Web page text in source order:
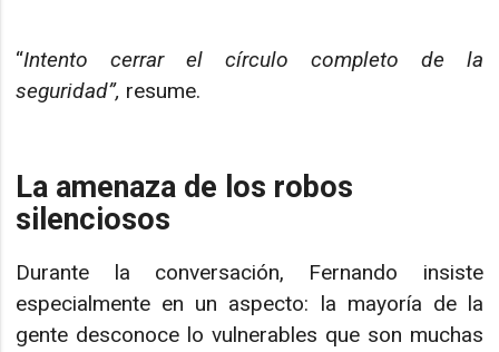
“Intento cerrar el círculo completo de la
seguridad”, resume.
La amenaza de los robos
silenciosos
Durante la conversación, Fernando insiste
especialmente en un aspecto: la mayoría de la
gente desconoce lo vulnerables que son muchas